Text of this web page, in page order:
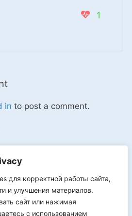
для корректной работы сайта,
и улучшения материалов.
сайт или нажимая
с использованием
1
in to post a comment.